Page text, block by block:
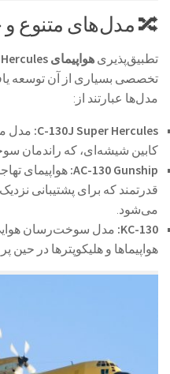
🔀 مدل‌های متنوع
تطبیق‌پذیری هواپیمای Hercules
تخصصی بسیاری از آن توسعه
مدل‌ها عبارتند از:
C-130J Super Hercules: مدل
کابین شیشه‌ای، که راندمان
AC-130 Gunship: هواپیمای
قدرتمند که برای پشتیبانی
می‌شود.
KC-130: مدل سوخت‌رسان
هواپیماها و هلیکوپترها در حین